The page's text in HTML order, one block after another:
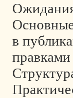
в
правками